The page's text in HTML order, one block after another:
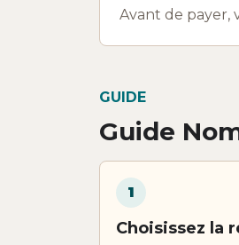
Avant de payer,
GUIDE
Guide
1
Choisissez la